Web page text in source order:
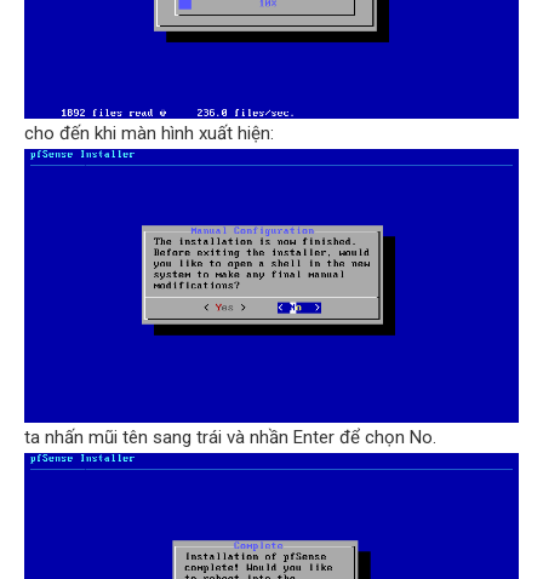
cho đến khi màn hình xuất hiện:
ta nhấn mũi tên sang trái và nhần Enter để chọn No.